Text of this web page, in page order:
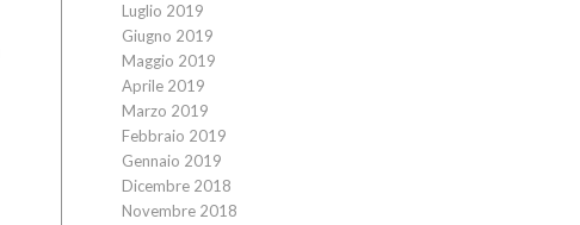
Luglio 2019
Giugno 2019
Maggio 2019
Aprile 2019
Marzo 2019
Febbraio 2019
Gennaio 2019
Dicembre 2018
Novembre 2018